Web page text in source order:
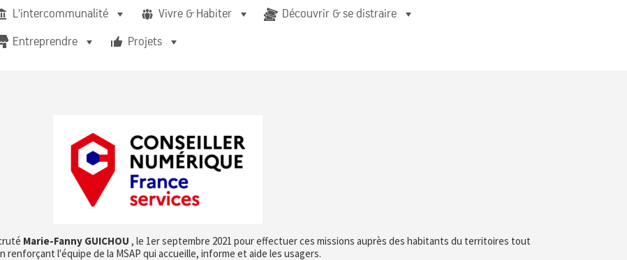
L'intercommunalité Vivre & Habiter
Découvrir & se distraire
Entreprendre
Projets
Marie-Fanny GUICHOU , le 1er septembre 2021 pour effectuer ces missions auprès des habitants du territoires tout
renforçant l'équipe de la MSAP qui accueille, informe et aide les usagers.